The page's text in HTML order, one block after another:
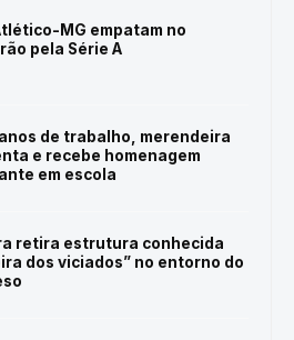
MG empatam no
pela Série A
de trabalho, merendeira
e recebe homenagem
em escola
retira estrutura conhecida
dos viciados” no entorno do